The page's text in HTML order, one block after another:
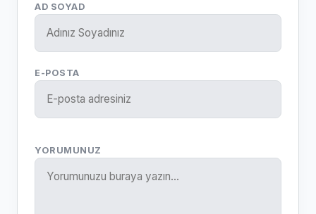
AD SOYAD
E-POSTA
YORUMUNUZ